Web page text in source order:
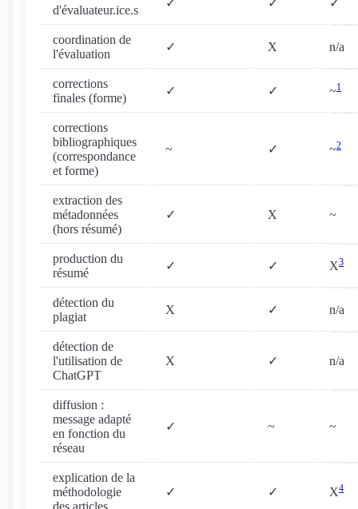
d'évaluateur.ice.s
✓ ✓ ✓
coordination de
l'évaluation
✓ X n/a
corrections
finales (forme)
✓ ✓ ~1
corrections
bibliographiques
(correspondance
et forme)
~ ✓ ~2
extraction des
métadonnées
(hors résumé)
✓ X ~
production du
résumé
✓ ✓ X3
détection du
plagiat
X ✓ n/a
détection de
l'utilisation de
ChatGPT
X ✓ n/a
diffusion :
message adapté
en fonction du
réseau
✓ ~ ~
explication de la
méthodologie
des articles
✓ ✓ X4